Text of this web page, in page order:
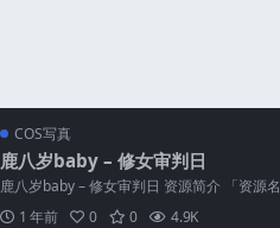
COS写真
鹿八岁baby – 修女审判日
鹿八岁baby – 修女审判日 资源简介 「资源名
称」：鹿八岁baby – 修女...
1 年前 0 0 4.9K